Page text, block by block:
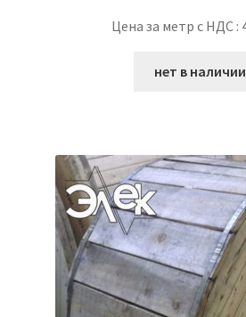
Цена за метр с НДС :
нет в наличии